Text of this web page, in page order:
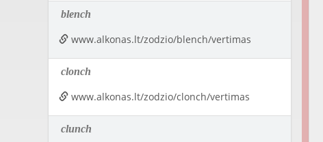
blench
www.alkonas.lt/zodzio/blench/vertimas
clonch
www.alkonas.lt/zodzio/clonch/vertimas
clunch